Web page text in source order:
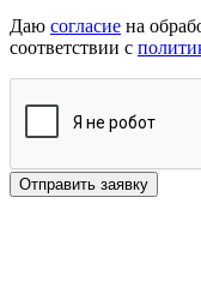
Даю согласие на
соответствии с
Отправить заявку